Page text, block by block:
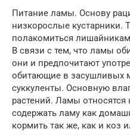
Питание ламы. Основу
низкорослые кустарники.
полакомиться
В связи с тем, что ламы
они и предпочитают
обитающие в засушливых
суккуленты. Основную
растений. Ламы
содержать ламу как
кормить так же, как и коз